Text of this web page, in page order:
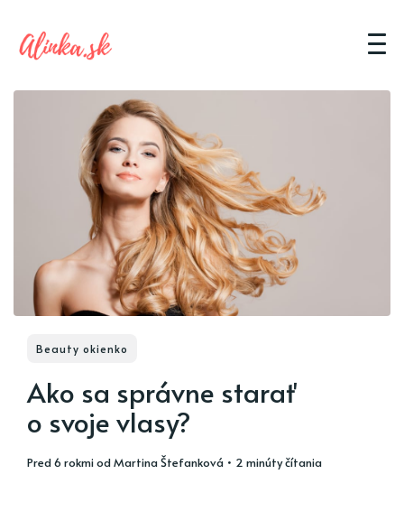
Beauty okienko
Ako sa správne starať
o svoje vlasy?
pred 6 rokmiodMartina Štefanková • 2 minúty čítania